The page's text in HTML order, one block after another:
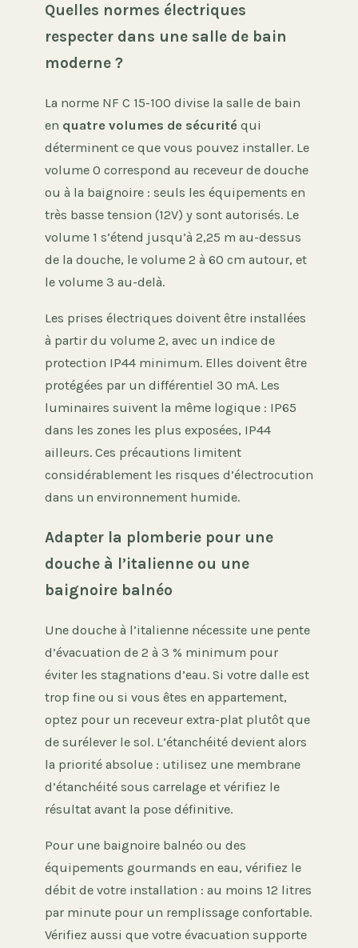
Quelles normes électriques
respecter dans une salle de bain
moderne ?
La norme NF C 15-100 divise la salle de bain
en quatre volumes de sécurité qui
déterminent ce que vous pouvez installer. Le
volume 0 correspond au receveur de douche
ou à la baignoire : seuls les équipements en
très basse tension (12V) y sont autorisés. Le
volume 1 s’étend jusqu’à 2,25 m au-dessus
de la douche, le volume 2 à 60 cm autour, et
le volume 3 au-delà.
Les prises électriques doivent être installées
à partir du volume 2, avec un indice de
protection IP44 minimum. Elles doivent être
protégées par un différentiel 30 mA. Les
luminaires suivent la même logique : IP65
dans les zones les plus exposées, IP44
ailleurs. Ces précautions limitent
considérablement les risques d’électrocution
dans un environnement humide.
Adapter la plomberie pour une
douche à l’italienne ou une
baignoire balnéo
Une douche à l’italienne nécessite une pente
d’évacuation de 2 à 3 % minimum pour
éviter les stagnations d’eau. Si votre dalle est
trop fine ou si vous êtes en appartement,
optez pour un receveur extra-plat plutôt que
de surélever le sol. L’étanchéité devient alors
la priorité absolue : utilisez une membrane
d’étanchéité sous carrelage et vérifiez le
résultat avant la pose définitive.
Pour une baignoire balnéo ou des
équipements gourmands en eau, vérifiez le
débit de votre installation : au moins 12 litres
par minute pour un remplissage confortable.
Vérifiez aussi que votre évacuation supporte